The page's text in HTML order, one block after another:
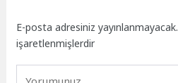
E-posta adresiniz yayınlanmayacak.
işaretlenmişlerdir